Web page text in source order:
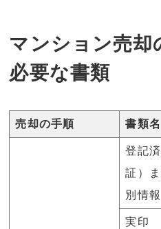
マンション売却
必要な書類
売却の手順 書類名
登記
証）
別情報
実印